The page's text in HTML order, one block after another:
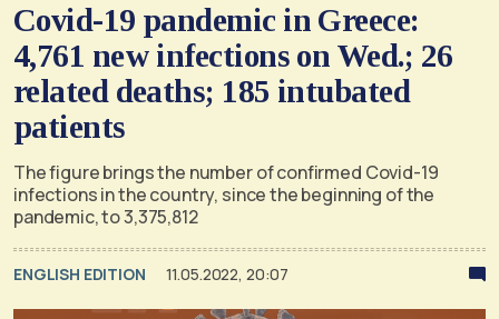
Covid-19 pandemic in Greece:
4,761 new infections on Wed.; 26
related deaths; 185 intubated
patients
The figure brings the number of confirmed Covid-19
infections in the country, since the beginning of the
pandemic, to 3,375,812
ENGLISH EDITION 11.05.2022, 20:07